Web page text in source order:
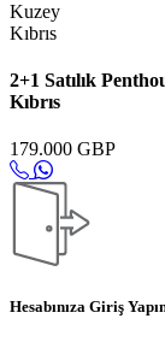
2+1 Satılık
Kıbrıs
179.000 GBP
Hesabınıza Giriş